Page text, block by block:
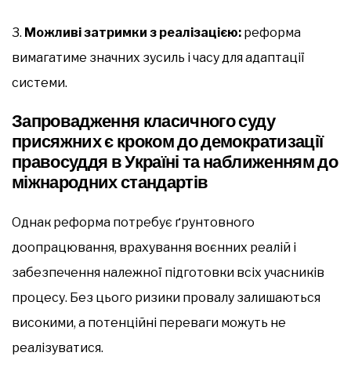
3. Можливі затримки з реалізацією: реформа
вимагатиме значних зусиль і часу для адаптації
системи.
Запровадження класичного суду
присяжних є кроком до демократизації
правосуддя в Україні та наближенням до
міжнародних стандартів
Однак реформа потребує ґрунтовного
доопрацювання, врахування воєнних реалій і
забезпечення належної підготовки всіх учасників
процесу. Без цього ризики провалу залишаються
високими, а потенційні переваги можуть не
реалізуватися.